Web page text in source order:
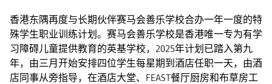
香港东隅再度与长期伙伴赛马会善乐学校合办一年一度的特
殊学生职业训练计划。赛马会善乐学校是香港唯一专为有学
习障碍儿童提供教育的英基学校，2025年计划已踏入第九
年，由三月开始安排四位学生每星期到酒店任职一天，由酒
店同事从旁指导，在酒店大堂、FEAST餐厅厨房和布草房工